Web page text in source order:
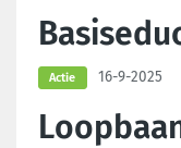
Actie 16-9-2025